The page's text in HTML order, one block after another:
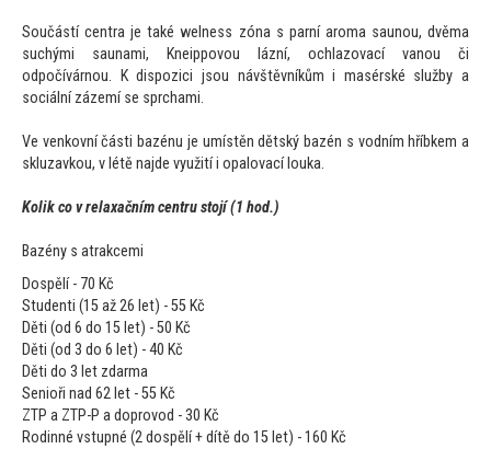
Součástí centra je také welness zóna s parní aroma saunou, dvěma
suchými saunami, Kneippovou lázní, ochlazovací vanou či
odpočívárnou. K dispozici jsou návštěvníkům i masérské služby a
sociální zázemí se sprchami.
Ve venkovní části bazénu je umístěn dětský bazén s vodním hříbkem a
skluzavkou, v létě najde využití i opalovací louka.
Kolik co v relaxačním centru stojí (1 hod.)
Bazény s atrakcemi
Dospělí - 70 Kč
Studenti (15 až 26 let) - 55 Kč
Děti (od 6 do 15 let) - 50 Kč
Děti (od 3 do 6 let) - 40 Kč
Děti do 3 let zdarma
Senioři nad 62 let - 55 Kč
ZTP a ZTP-P a doprovod - 30 Kč
Rodinné vstupné (2 dospělí + dítě do 15 let) - 160 Kč